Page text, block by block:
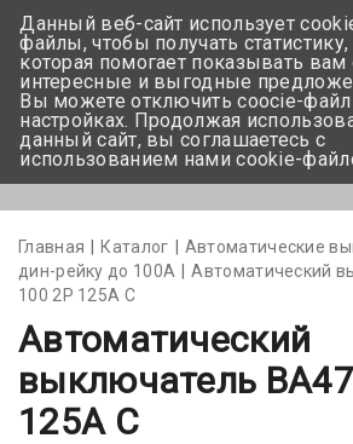
Главная Каталог Автоматические
дин-рейку до 100А
Автоматический
100 2Р 125А С
Автоматический
выключатель
125А С
Данный веб-сайт использует
файлы, чтобы получать статистику,
которая помогает показывать
интересные и выгодные
Вы можете отключить coocie-
настройках. Продолжая
данный сайт, вы соглашаетесь с
использованием нами cookie-